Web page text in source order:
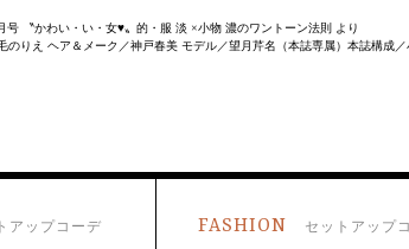
号 〝かわい・い・女♥〟的・服 淡 ×小物 濃のワントーン法則 より
りえ ヘア＆メーク／神戸春美 モデル／望月芹名（本誌専属）本誌構成
アップコーデ FASHION セットアップ